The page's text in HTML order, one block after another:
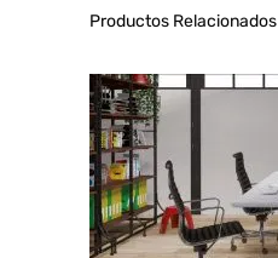
Productos Relacionados